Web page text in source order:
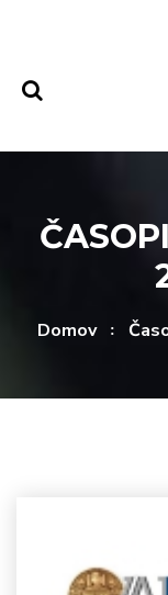
Domov